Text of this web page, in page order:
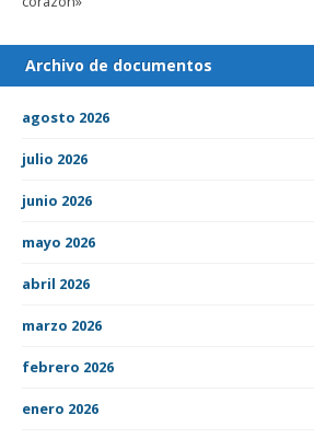
Archivo de documentos
agosto 2026
julio 2026
junio 2026
mayo 2026
abril 2026
marzo 2026
febrero 2026
enero 2026